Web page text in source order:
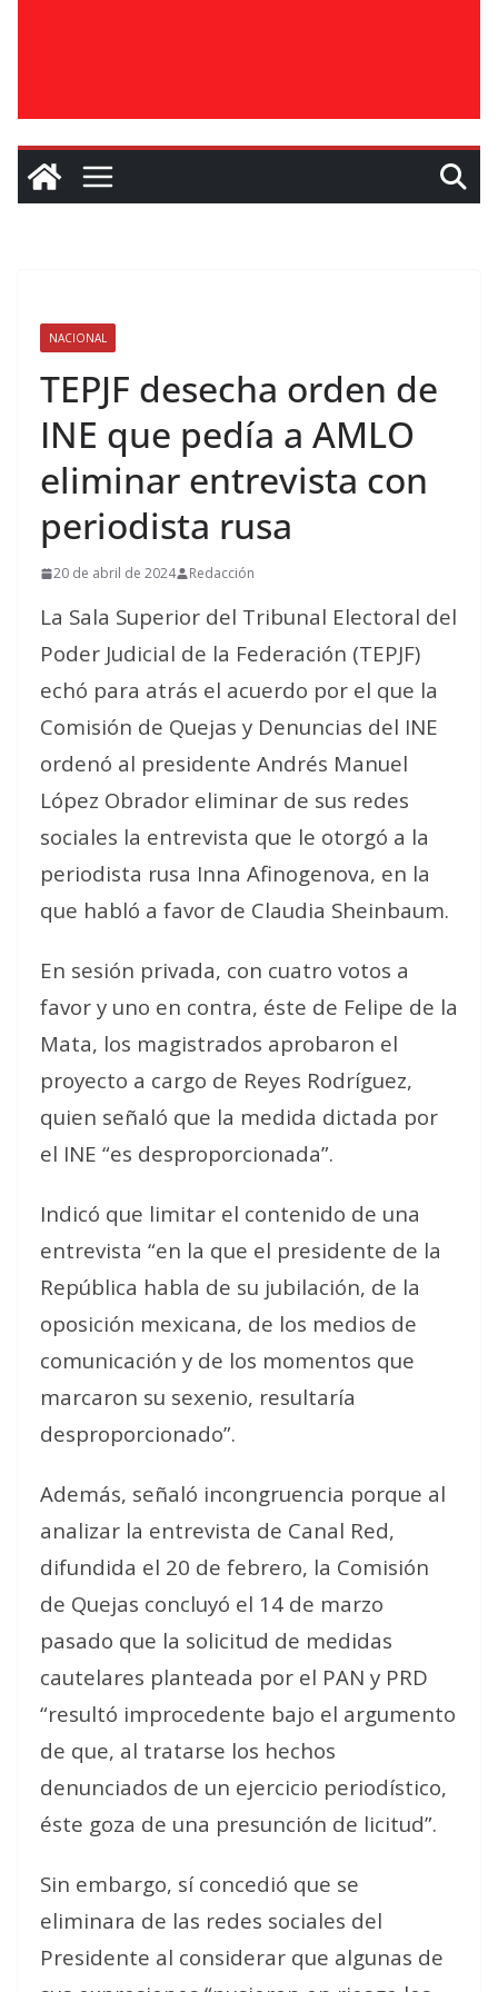
NACIONAL
TEPJF desecha orden de
INE que pedía a AMLO
eliminar entrevista con
periodista rusa
20 de abril de 2024 Redacción
La Sala Superior del Tribunal Electoral del
Poder Judicial de la Federación (TEPJF)
echó para atrás el acuerdo por el que la
Comisión de Quejas y Denuncias del INE
ordenó al presidente Andrés Manuel
López Obrador eliminar de sus redes
sociales la entrevista que le otorgó a la
periodista rusa Inna Afinogenova, en la
que habló a favor de Claudia Sheinbaum.
En sesión privada, con cuatro votos a
favor y uno en contra, éste de Felipe de la
Mata, los magistrados aprobaron el
proyecto a cargo de Reyes Rodríguez,
quien señaló que la medida dictada por
el INE “es desproporcionada”.
Indicó que limitar el contenido de una
entrevista “en la que el presidente de la
República habla de su jubilación, de la
oposición mexicana, de los medios de
comunicación y de los momentos que
marcaron su sexenio, resultaría
desproporcionado”.
Además, señaló incongruencia porque al
analizar la entrevista de Canal Red,
difundida el 20 de febrero, la Comisión
de Quejas concluyó el 14 de marzo
pasado que la solicitud de medidas
cautelares planteada por el PAN y PRD
“resultó improcedente bajo el argumento
de que, al tratarse los hechos
denunciados de un ejercicio periodístico,
éste goza de una presunción de licitud”.
Sin embargo, sí concedió que se
eliminara de las redes sociales del
Presidente al considerar que algunas de